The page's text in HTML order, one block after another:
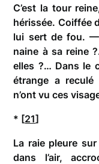
C’est la tour
hérissée. Coiffée
lui sert de fou.
naine à sa reine
elles ?… Dans le
étrange a
n’ont vu ces
* [21]
La raie pleure
dans l’air,